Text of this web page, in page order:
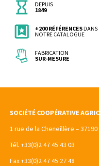
DEPUIS
1849
+200 RÉFÉRENCESDANS
NOTRE CATALOGUE
FABRICATION
SUR-MESURE
SOCIÉTÉ COOPÉRATIVE
1 rue de la Cheneillère –
Tél. +33(0)2 47 45 43 03
Fax +33(0)2 47 45 27 48